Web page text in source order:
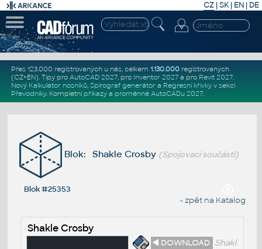
CZ | SK| EN | DE
Přes 123.000 registrovaných u nás, celkem 1.130.000registrovaných
(CZ+EN). Tipy pro AutoCAD 2027, pro Inventor 2027a pro Revit 2027.
Nový Kalkulátor nosníků, Spirograf generátor a Regresní křivkyv sekci
Převodníky. Kompletní příkazya proměnné AutoCADu 2027.
Blok: Shakle Crosby (Spojovací součásti)
Blok #25353
« zpět na Katalog
Shakle Crosby
◄ DOWNLOAD Shakl